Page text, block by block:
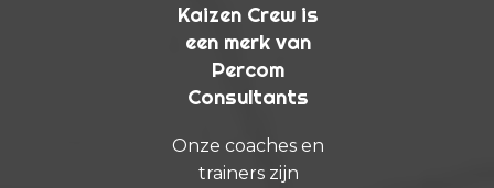
Kaizen Crew is
een merk van
Percom
Consultants
Onze coaches en
trainers zijn